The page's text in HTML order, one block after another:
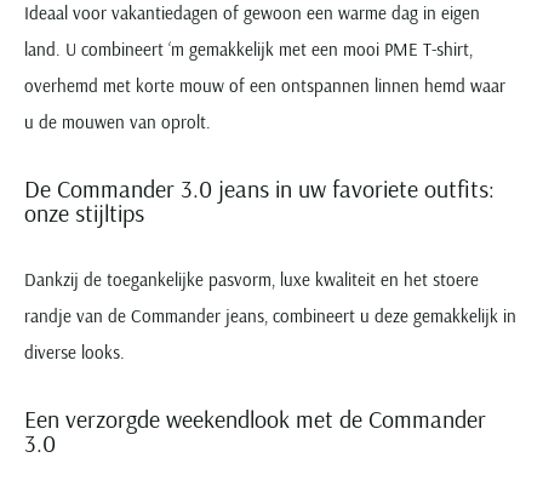
Ideaal voor vakantiedagen of gewoon een warme dag in eigen
land. U combineert ‘m gemakkelijk met een mooi PME T-shirt,
overhemd met korte mouw of een ontspannen linnen hemd waar
u de mouwen van oprolt.
De Commander 3.0 jeans in uw favoriete outfits:
onze stijltips
Dankzij de toegankelijke pasvorm, luxe kwaliteit en het stoere
randje van de Commander jeans, combineert u deze gemakkelijk in
diverse looks.
Een verzorgde weekendlook met de Commander
3.0